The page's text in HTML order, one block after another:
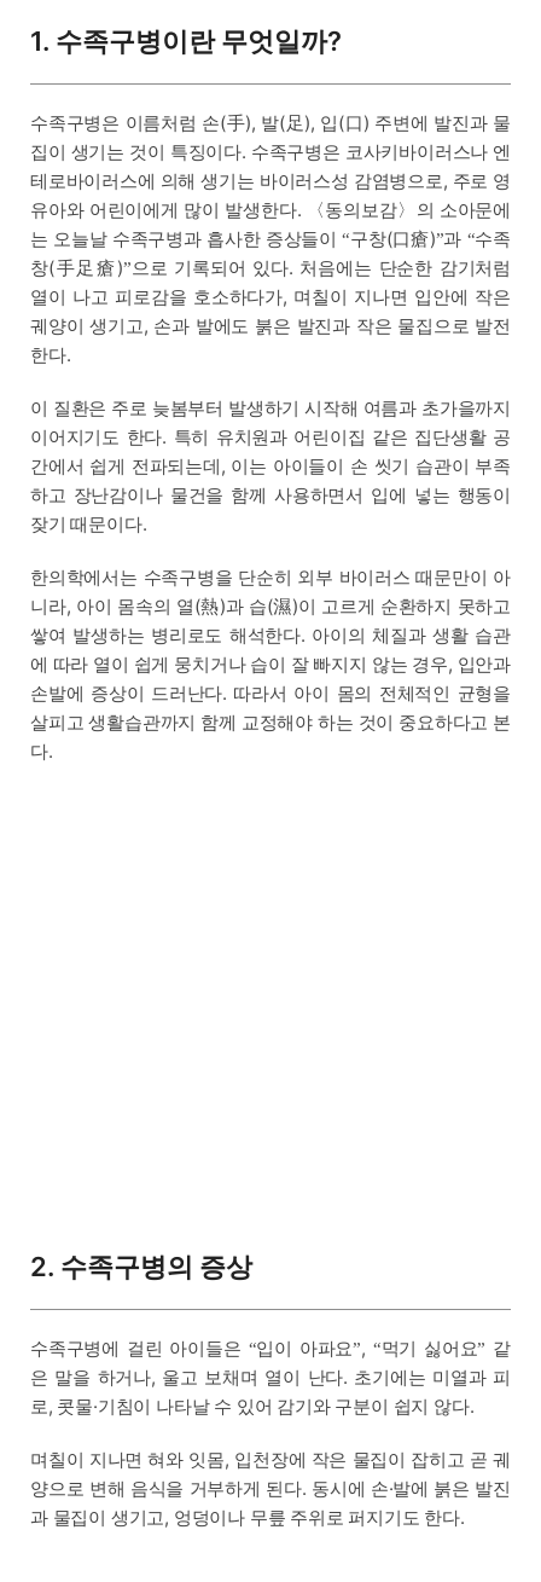
1. 수족구병이란 무엇일까?
수족구병은 이름처럼 손(手), 발(足), 입(口) 주변에 발진과 물
집이 생기는 것이 특징이다. 수족구병은 코사키바이러스나 엔
테로바이러스에 의해 생기는 바이러스성 감염병으로, 주로 영
유아와 어린이에게 많이 발생한다. 〈동의보감〉의 소아문에
는 오늘날 수족구병과 흡사한 증상들이“구창(口瘡)”과 “수족
창(手足瘡)”으로 기록되어 있다. 처음에는 단순한 감기처럼
열이 나고 피로감을 호소하다가, 며칠이 지나면 입안에 작은
궤양이 생기고, 손과 발에도 붉은 발진과 작은 물집으로 발전
한다.
이 질환은 주로 늦봄부터 발생하기 시작해 여름과 초가을까지
이어지기도 한다. 특히 유치원과 어린이집 같은 집단생활 공
간에서 쉽게 전파되는데, 이는 아이들이 손 씻기 습관이 부족
하고 장난감이나 물건을 함께 사용하면서 입에 넣는 행동이
잦기 때문이다.
한의학에서는 수족구병을 단순히 외부 바이러스 때문만이 아
니라, 아이 몸속의 열(熱)과 습(濕)이 고르게 순환하지 못하고
쌓여 발생하는 병리로도 해석한다. 아이의 체질과 생활 습관
에 따라 열이 쉽게 뭉치거나 습이 잘 빠지지 않는 경우, 입안과
손발에 증상이 드러난다. 따라서 아이 몸의 전체적인 균형을
살피고 생활습관까지 함께 교정해야 하는 것이 중요하다고 본
다.
2. 수족구병의 증상
수족구병에 걸린 아이들은 “입이 아파요”, “먹기 싫어요” 같
은 말을 하거나, 울고 보채며 열이 난다. 초기에는 미열과 피
로, 콧물·기침이 나타날 수 있어 감기와 구분이 쉽지 않다.
며칠이 지나면 혀와 잇몸, 입천장에 작은 물집이 잡히고 곧 궤
양으로 변해 음식을 거부하게 된다. 동시에 손·발에 붉은 발진
과 물집이 생기고, 엉덩이나 무릎 주위로 퍼지기도 한다.